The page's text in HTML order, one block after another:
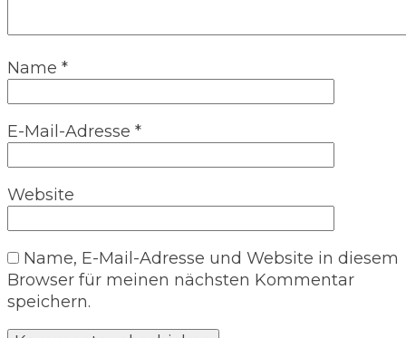
Name *
E-Mail-Adresse *
Website
Name, E-Mail-Adresse und Website in diesem
Browser für meinen nächsten Kommentar
speichern.